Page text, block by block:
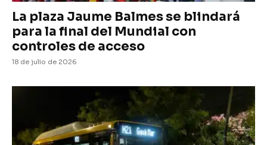
La plaza Jaume Balmes se blindará
para la final del Mundial con
controles de acceso
18 de julio de 2026